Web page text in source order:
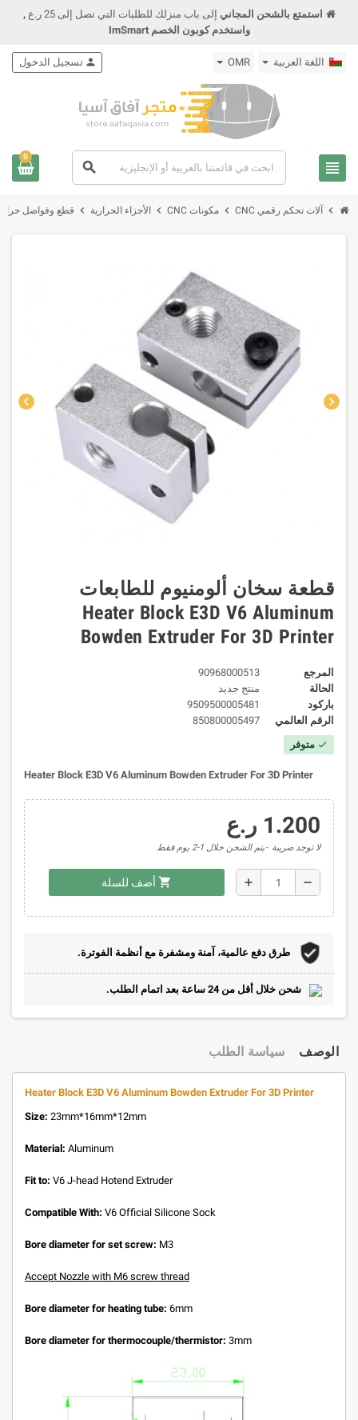
استمتع بالشحن المجاني إلى باب منزلك للطلبات التي تصل إلى 25 ر.ع
,
واستخدم كوبون الخصم ImSmart
اللغة العربية OMR
view_headline
search
person تسجيل الدخول
0
chevron_right آلات تحكم رقمي CNC chevron_right مكونات CNC chevron_right الأجزاء الحرارية chevron_right قطع وفواصل
chevron_left chevron_right
قطعة سخان ألومنيوم للطابعات
Heater Block E3D V6 Aluminum
Bowden Extruder For 3D Printer
المرجع
90968000513
الحالة
منتج جديد
باركود
9509500005481
الرقم العالمي
850800005497
check متوفر
Heater Block E3D V6 Aluminum Bowden Extruder For 3D Printer
1.200 ر.ع
لا توجد ضريبة يتم الشحن خلال 1-2 يوم فقط
remove
add
shopping_cart أضف للسلة
طرق دفع عالمية، آمنة ومشفرة مع أنظمة الفوترة.
شحن خلال أقل من 24 ساعة بعد اتمام الطلب.
الوصف سياسة الطلب
Heater Block E3D V6 Aluminum Bowden Extruder For 3D Printer
Size: 23mm*16mm*12mm
Material: Aluminum
Fit to: V6 J-head Hotend Extruder
Compatible With: V6 Official Silicone Sock
Bore diameter for set screw: M3
Accept Nozzle with M6 screw thread
Bore diameter for heating tube: 6mm
Bore diameter for thermocouple/thermistor: 3mm